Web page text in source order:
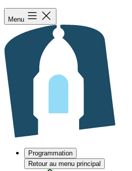
Menu
Programmation
Retour au menu principal